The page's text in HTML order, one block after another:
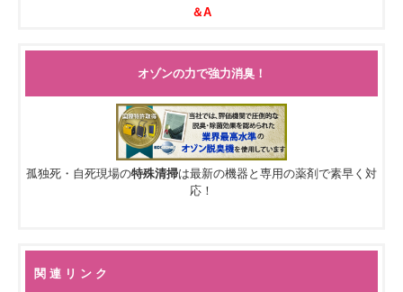
＆A
オゾンの力で強力消臭！
孤独死・自死現場の特殊清掃は最新の機器と専用の薬剤で素早く対
応！
関 連 リ ン ク